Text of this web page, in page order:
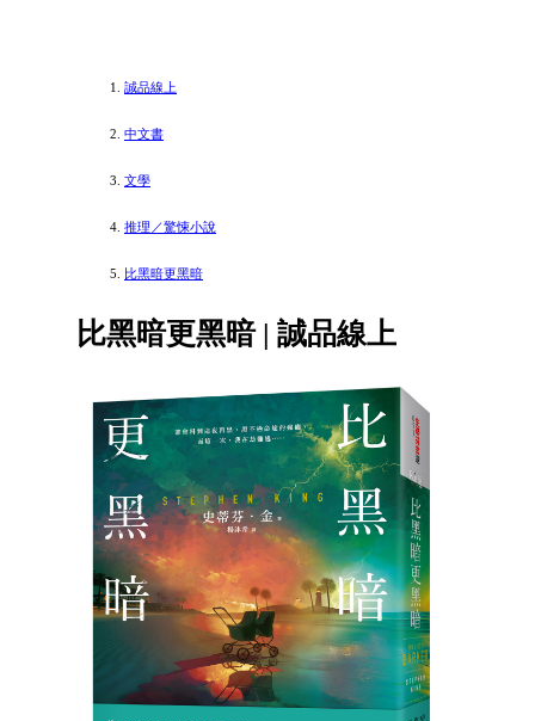
誠品線上
中文書
文學
推理／驚悚小說
比黑暗更黑暗
比黑暗更黑暗 | 誠品線上